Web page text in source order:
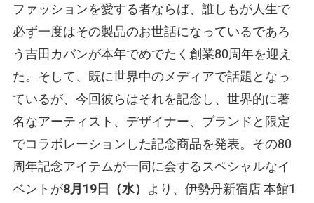
ファッションを愛する者ならば、誰しもが人生で
必ず一度はその製品のお世話になっているであろ
う吉田カバンが本年でめでたく創業80周年を迎え
た。そして、既に世界中のメディアで話題となっ
ているが、今回彼らはそれを記念し、世界的に著
名なアーティスト、デザイナー、ブランドと限定
でコラボレーションした記念商品を発表。その80
周年記念アイテムが一同に会するスペシャルなイ
ベントが8月19日（水） より、伊勢丹新宿店 本館1